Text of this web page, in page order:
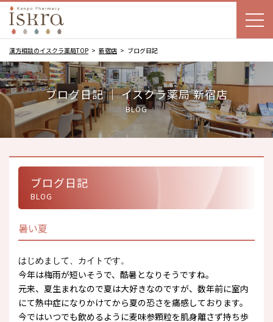
漢方相談のイスクラ薬局TOP 新宿店 ブログ日記
ブログ日記 ｜ イスクラ薬局 新宿店
BLOG
ブログ日記
BLOG
暑い夏
はじめまして、カイトです。
今年は梅雨が短いそうで、酷暑となりそうですね。
元来、夏生まれなので夏は大好きなのですが、数年前に室内
にて熱中症になりかけてから夏の恐さを痛感しております。
今ではいつでも飲めるように麦味参顆粒を肌身離さず持ち歩